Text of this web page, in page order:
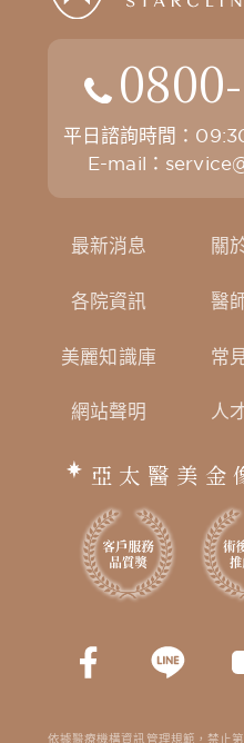
平日諮詢時間：
E-mail：
最新消息 關
各院資訊 醫
美麗知識庫 常
網站聲明 人
亞太醫美金
依據醫療機構資訊管理規範，禁止